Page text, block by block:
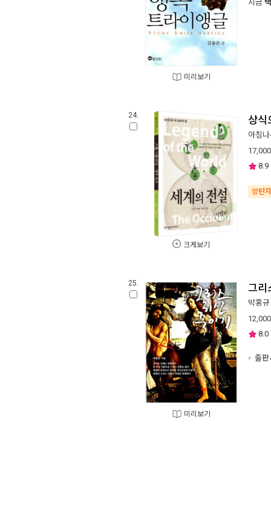
미리보기
지금
24.
크게보기
상식
아침
17,000
8.9
양탄
25.
미리보기
그리
박홍규
12,000
8.0
출판